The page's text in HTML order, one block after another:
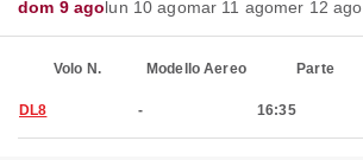
dom 9 agolun 10 agomar 11 agomer 12 ago
Volo N. Modello Aereo Parte
DL8 - 16:35